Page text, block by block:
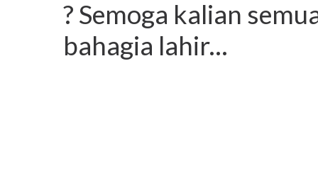
? Semoga kalian
bahagia lahir...